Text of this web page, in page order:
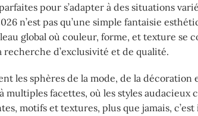
pour s’adapter à des situations
n’est pas qu’une simple fantaisie
global où couleur, forme, et texture se
d’exclusivité et de qualité.
les sphères de la mode, de la décoration
facettes, où les styles audacieux
motifs et textures, plus que jamais,